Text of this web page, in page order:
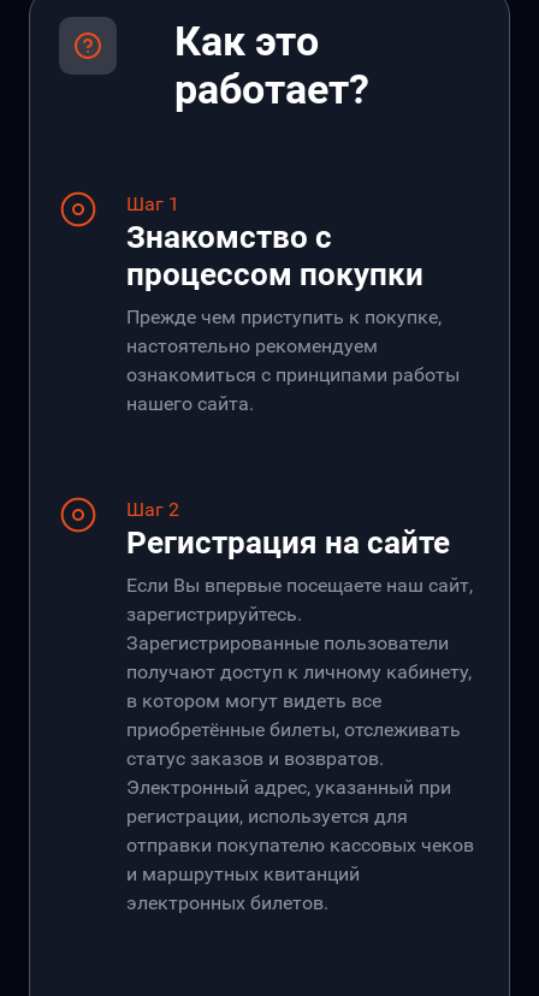
Как это
работает?
Шаг 1
Знакомство с
процессом покупки
Прежде чем приступить к покупке,
настоятельно рекомендуем
ознакомиться с принципами работы
нашего сайта.
Шаг 2
Регистрация на сайте
Если Вы впервые посещаете наш сайт,
зарегистрируйтесь.
Зарегистрированные пользователи
получают доступ к личному кабинету,
в котором могут видеть все
приобретённые билеты, отслеживать
статус заказов и возвратов.
Электронный адрес, указанный при
регистрации, используется для
отправки покупателю кассовых чеков
и маршрутных квитанций
электронных билетов.